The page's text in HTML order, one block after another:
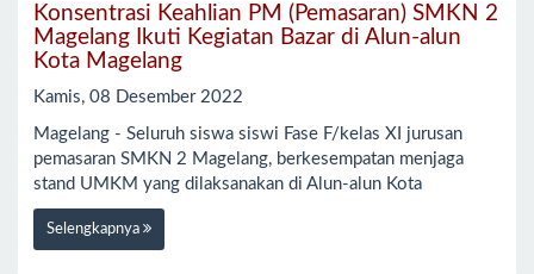
Konsentrasi Keahlian PM (Pemasaran) SMKN 2
Magelang Ikuti Kegiatan Bazar di Alun-alun
Kota Magelang
Kamis, 08 Desember 2022
Magelang - Seluruh siswa siswi Fase F/kelas XI jurusan
pemasaran SMKN 2 Magelang, berkesempatan menjaga
stand UMKM yang dilaksanakan di Alun-alun Kota
Selengkapnya